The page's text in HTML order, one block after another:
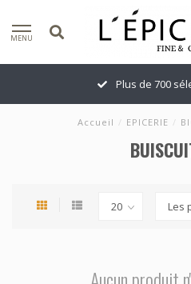
MENU
Plus de 700
Accueil / EPICERIE /